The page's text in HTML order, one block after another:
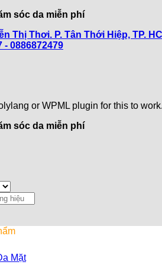
sóc da miễn phí
Thị Thơi. P. Tân Thới Hiệp, TP.
- 0886872479
or WPML plugin for this to
sóc da miễn phí
Mặt